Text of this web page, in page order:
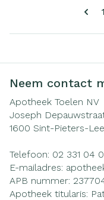
1
Neem contact
Apotheek Toelen NV
Joseph
1600 Sint-Pieters-
Telefoon: 02 331 04
E-mailadres:
APB nummer:
Apotheek titularis: